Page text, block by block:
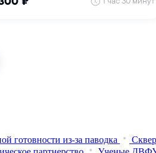
готовности из‑за паводка